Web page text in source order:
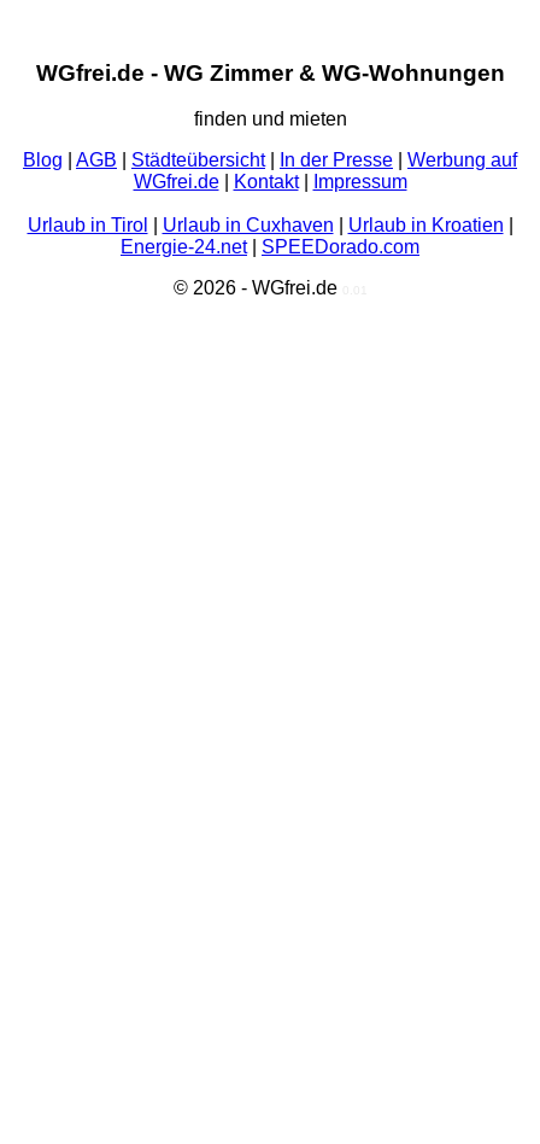
WGfrei.de - WG Zimmer & WG-Wohnungen
finden und mieten
Blog
AGB Städteübersicht| In der Presse
Werbung auf
WGfrei.de| Kontakt| Impressum
Urlaub in Tirol Urlaub in Cuxhaven Urlaub in Kroatien
Energie-24.net| SPEEDorado.com
© 2026 - WGfrei.de